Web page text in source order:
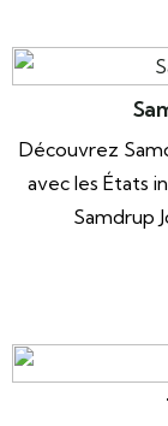
Découvrez
avec les États
Samdrup